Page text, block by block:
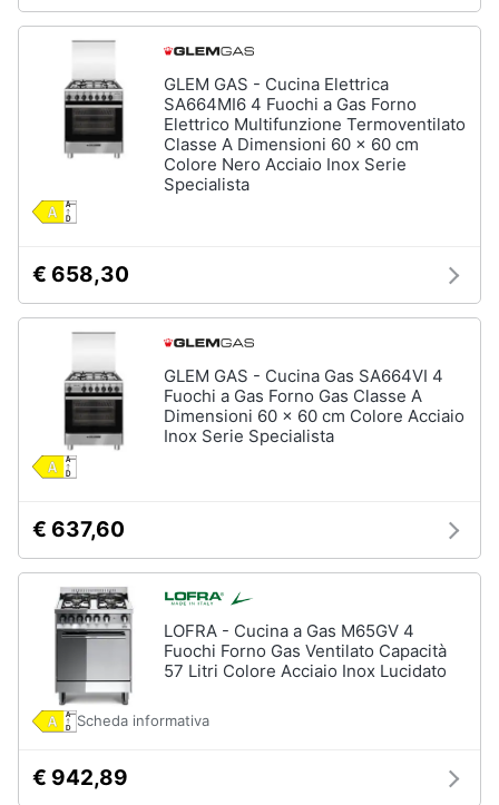
Abbigliamento
Sport
Animali
Motori
Libri,
cd
e
Festività
ricorrenze
Servizi
Assistenza
clienti
Cappe
microonde
Elettrico
Piano
Vedi
tutti
Elettrodomestici
incasso
Lavastoviglie
Frigorifero
da
incasso
Piano
Cottura
incasso
Vedi
GLEM GAS - Cucina Elettrica
SA664MI6 4 Fuochi a Gas Forno
Elettrico Multifunzione Termoventilato
Classe A Dimensioni 60 x 60 cm
Colore Nero Acciaio Inox Serie
Specialista
€ 658,30
GLEM GAS - Cucina Gas SA664VI 4
Fuochi a Gas Forno Gas Classe A
Dimensioni 60 x 60 cm Colore Acciaio
Inox Serie Specialista
€ 637,60
LOFRA - Cucina a Gas M65GV 4
Fuochi Forno Gas Ventilato Capacità
57 Litri Colore Acciaio Inox Lucidato
Scheda informativa
€ 942,89